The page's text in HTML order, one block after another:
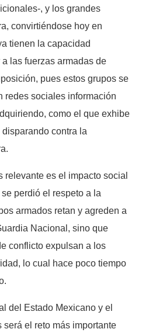
, y los grandes
convirtiéndose hoy en
tienen la capacidad
las fuerzas armadas de
pues estos grupos se
redes sociales información
como el que exhibe
contra la
relevante es el impacto social
perdió el respeto a la
armados retan y agreden a
Nacional, sino que
conflicto expulsan a los
lo cual hace poco tiempo
del Estado Mexicano y el
el reto más importante